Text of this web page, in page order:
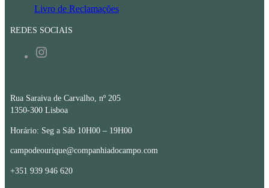
Livro de Reclamações
REDES SOCIAIS
Rua Saraiva de Carvalho, nº 205
1350-300 Lisboa
Horário: Seg a Sáb 10H00 – 19H00
campodeourique@companhiadocampo.com
+351 939 946 620